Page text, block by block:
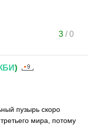
3/0
)
пузырь скоро
мира, потому